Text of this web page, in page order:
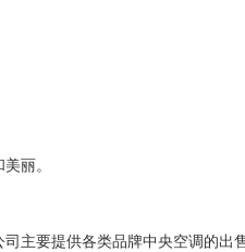
丽。
主要提供各类品牌中央空调的